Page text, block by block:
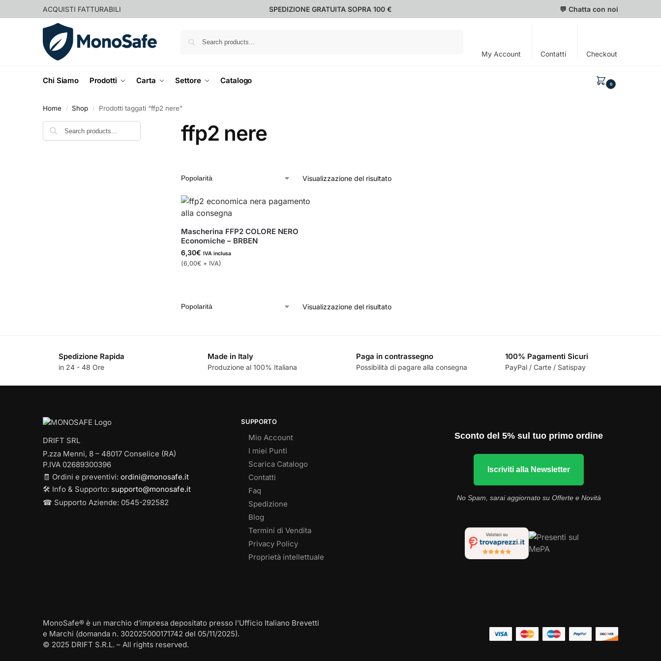
ACQUISTI FATTURABILI SPEDIZIONE GRATUITA SOPRA 100 € 💬 Chatta con noi
My Account Contatti Checkout
Chi Siamo Prodotti Carta Settore Catalogo 0
Home / Shop / Prodotti taggati “ffp2 nere”
ffp2 nere
Visualizzazione del risultato
Mascherina FFP2 COLORE NERO
Economiche – BRBEN
6,30€ IVA inclusa
(6,00€+ IVA)
Visualizzazione del risultato
Spedizione Rapida
in 24 - 48 Ore
Made in Italy
Produzione al 100% Italiana
Paga in contrassegno
Possibilità di pagare alla consegna
100% Pagamenti Sicuri
PayPal / Carte / Satispay
DRIFT SRL
P.zza Menni, 8 – 48017 Conselice (RA)
P.IVA 02689300396
🧾 Ordini e preventivi: ordini@monosafe.it
🛠️ Info & Supporto: supporto@monosafe.it
☎ Supporto Aziende: 0545-292582
SUPPORTO
Mio Account
I miei Punti
Scarica Catalogo
Contatti
Faq
Spedizione
Blog
Termini di Vendita
Privacy Policy
Proprietà intellettuale
Sconto del 5% sul tuo primo ordine
Iscriviti alla Newsletter
No Spam, sarai aggiornato su Offerte e Novità
MonoSafe® è un marchio d’impresa depositato presso l’Ufficio Italiano Brevetti
e Marchi (domanda n. 302025000171742 del 05/11/2025).
© 2025 DRIFT S.R.L. – All rights reserved.